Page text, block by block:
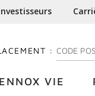
: ENTREZ
VIE